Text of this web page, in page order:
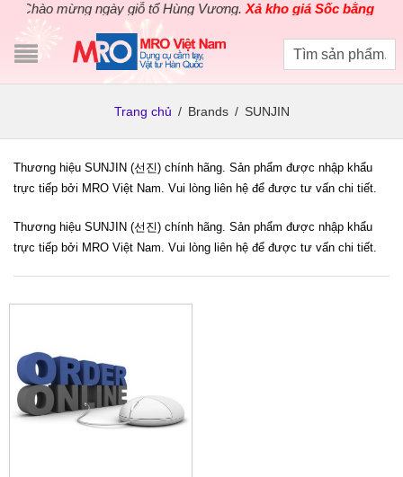
Chào mừng ngày giỗ tổ Hùng Vương.Xả kho giá Sốc bằng giá
Trang chủ / Brands / SUNJIN
Thương hiệu SUNJIN (선진) chính hãng. Sản phẩm được nhập khẩu
trực tiếp bởi MRO Việt Nam. Vui lòng liên hệ để được tư vấn chi tiết.
Thương hiệu SUNJIN (선진) chính hãng. Sản phẩm được nhập khẩu
trực tiếp bởi MRO Việt Nam. Vui lòng liên hệ để được tư vấn chi tiết.